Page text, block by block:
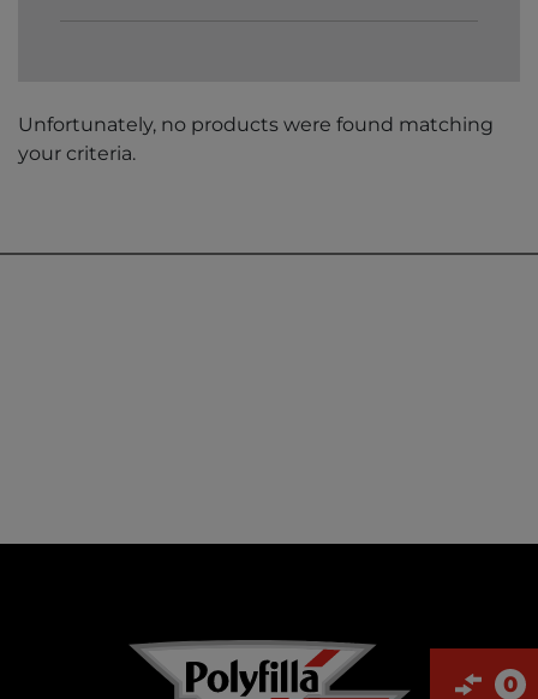
Unfortunately, no products were found matching
your criteria.
0